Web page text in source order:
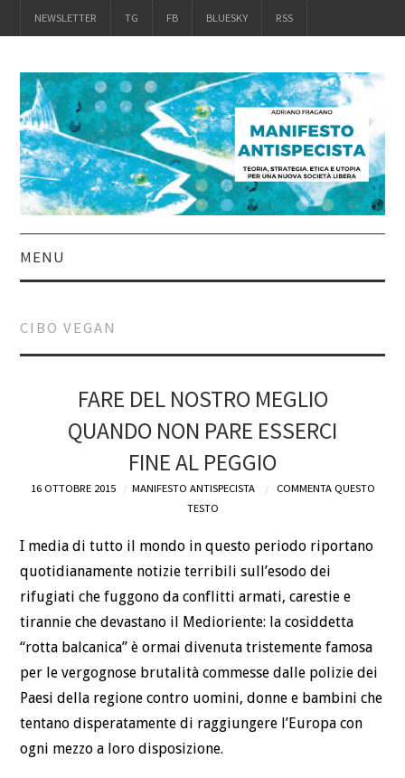
NEWSLETTER TG FB BLUESKY RSS
MENU
ACQUISTALO
DEFINIZIONI
CHI
CONTATTI
CIBO VEGAN
FARE DEL NOSTRO MEGLIO
QUANDO NON PARE ESSERCI
FINE AL PEGGIO
16 OTTOBRE 2015 MANIFESTO ANTISPECISTA
COMMENTA QUESTO
TESTO
I media di tutto il mondo in questo periodo riportano
quotidianamente notizie terribili sull’esodo dei
rifugiati che fuggono da conflitti armati, carestie e
tirannie che devastano il Medioriente: la cosiddetta
“rotta balcanica” è ormai divenuta tristemente famosa
per le vergognose brutalità commesse dalle polizie dei
Paesi della regione contro uomini, donne e bambini che
tentano disperatamente di raggiungere l’Europa con
ogni mezzo a loro disposizione.